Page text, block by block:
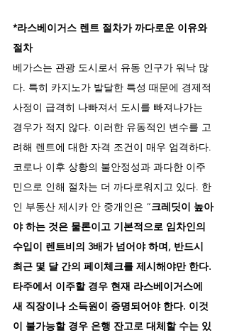
*라스베이거스 렌트 절차가 까다로운 이유와
절차
베가스는 관광 도시로서 유동 인구가 워낙 많
다. 특히 카지노가 발달한 특성 때문에 경제적
사정이 급격히 나빠져서 도시를 빠져나가는
경우가 적지 않다. 이러한 유동적인 변수를 고
려해 렌트에 대한 자격 조건이 매우 엄격하다.
코로나 이후 상황의 불안정성과 과다한 이주
민으로 인해 절차는 더 까다로워지고 있다. 한
인 부동산 제시카 안 중개인은 “크레딧이 높아
야 하는 것은 물론이고 기본적으로 임차인의
수입이 렌트비의 3배가 넘어야 하며, 반드시
최근 몇 달 간의 페이체크를 제시해야만 한다.
타주에서 이주할 경우 현재 라스베이거스에
새 직장이나 소득원이 증명되어야 한다. 이것
이 불가능할 경우 은행 잔고로 대체할 수는 있